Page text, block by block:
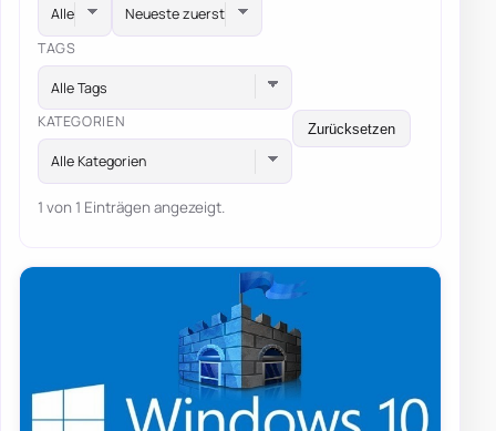
TAGS
Alle Tags
KATEGORIEN
Alle Kategorien
Zurücksetzen
1 von 1 Einträgen angezeigt.